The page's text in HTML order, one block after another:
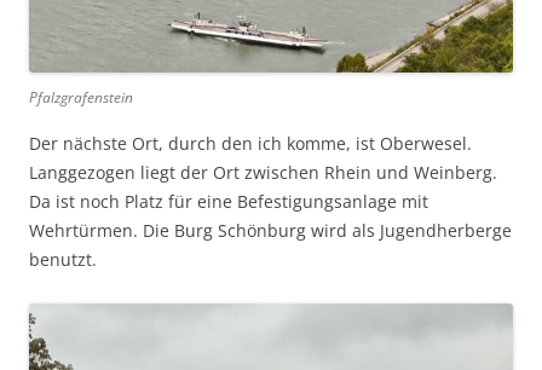
Pfalzgrafenstein
Der nächste Ort, durch den ich komme, ist Oberwesel.
Langgezogen liegt der Ort zwischen Rhein und Weinberg.
Da ist noch Platz für eine Befestigungsanlage mit
Wehrtürmen. Die Burg Schönburg wird als Jugendherberge
benutzt.